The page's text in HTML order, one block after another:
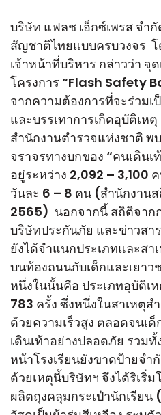
บริษัท แฟลช เอ็กซ์เพรส จำ
สัญชาติไทยแบบครบวงจร
เจ้าหน้าที่บริหาร กล่าวว่า จุ
โครงการ “Flash Safety
จากความต้องการที่จะร่วม
และบรรเทาการเกิดอุบัติเห
สำนักงานตำรวจแห่งชาติ พ
จราจรทางบกของ “คนเดินเ
อยู่ระหว่าง 2,092 – 3,100
วันละ 6 – 8 คน (สำนักงาน
2565) นอกจากนี้ สถิติจาก
บริษัทประกันภัย และข่าวสา
ยังได้จำแนกประเภทและสา
บนท้องถนนกับเด็กและเยาว
หนึ่งในนั้นคือ ประเภทอุบัติเห
783 ครั้ง ซึ่งหนึ่งในสาเหตุ
ด้วยความเร็วสูง ตลอดจนเ
เดินเท้าอย่างปลอดภัย รวม
หน้าโรงเรียนยังขาดป้ายจำ
ด้วยเหตุนี้บริษัทฯ จึงได้ริเริ่
ผลิตถุงคลุมกระเป๋านักเรีย